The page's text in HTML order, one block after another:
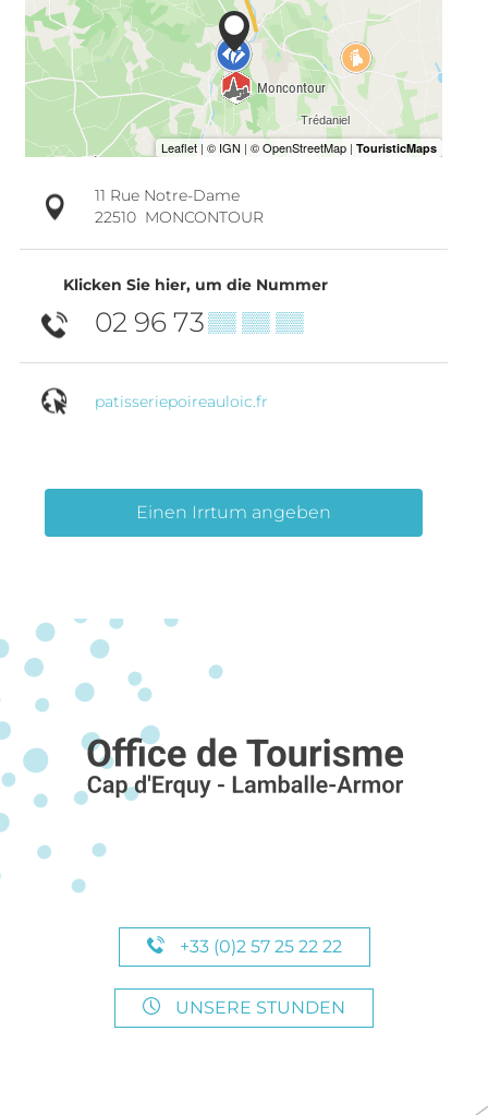
11 Rue Notre-Dame
22510 MONCONTOUR
Klicken Sie hier, um die Nummer
02 96 73▒▒ ▒▒ ▒▒
patisseriepoireauloic.fr
Einen Irrtum angeben
+33 (0)2 57 25 22 22
UNSERE STUNDEN